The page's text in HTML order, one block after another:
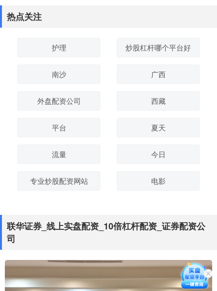
热点关注
护理 炒股杠杆哪个平台好
南沙 广西
外盘配资公司 西藏
平台 夏天
流量 今日
专业炒股配资网站 电影
联华证券_线上实盘配资_10倍杠杆配资_证券配资公
司